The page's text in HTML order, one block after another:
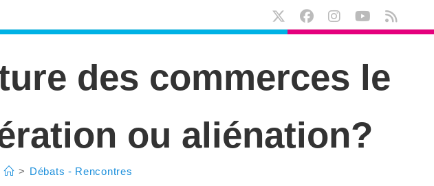
des commerces le
ou aliénation?
> Débats - Rencontres